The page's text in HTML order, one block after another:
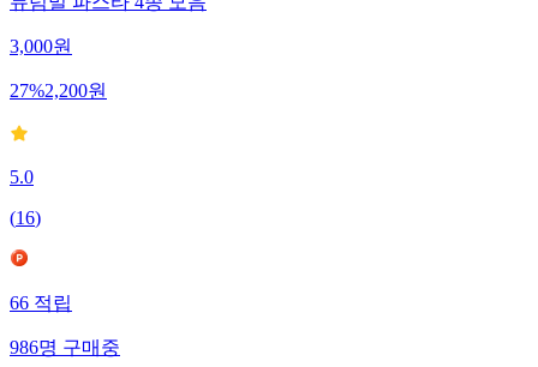
듀럼밀 파스타 4종 모음
3,000원
27%2,200원
5.0
(16)
66적립
986명구매중